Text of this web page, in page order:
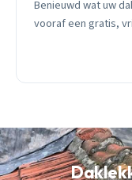
Benieuwd wat uw
vooraf een gratis,